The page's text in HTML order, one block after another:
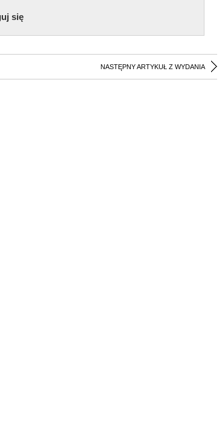
się
NASTĘPNY ARTYKUŁ Z WYDANIA